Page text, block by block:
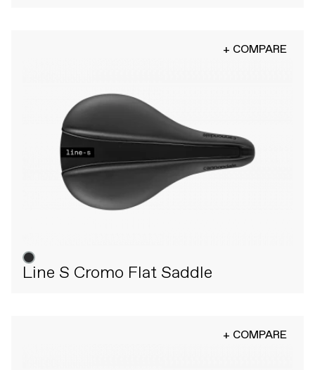
+ COMPARE
Line S Cromo Flat Saddle
+ COMPARE